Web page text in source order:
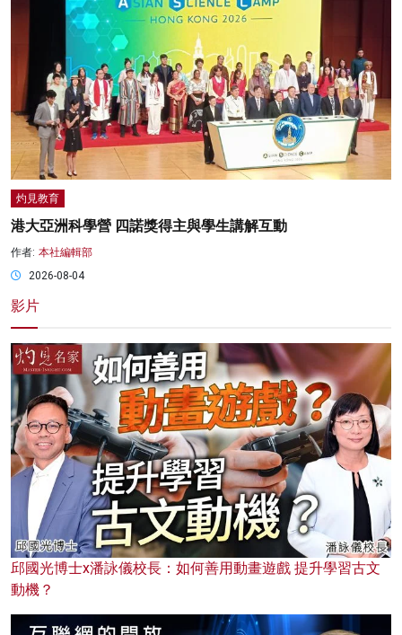
灼見教育
港大亞洲科學營 四諾獎得主與學生講解互動
作者: 本社編輯部
2026-08-04
影片
邱國光博士x潘詠儀校長：如何善用動畫遊戲 提升學習古文
動機？